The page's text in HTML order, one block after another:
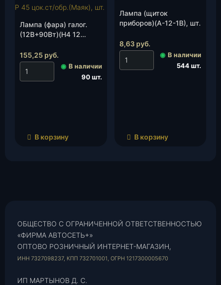
Лампа (фара) галог.
(12В+90Вт)(Н4 12
обр.(Маяк), шт.
155,25 руб.
◉ В наличии
90 шт.
В корзину
Лампа (щиток
приборов)(А-12-1В), шт.
8,63 руб.
◉ В наличии
544 шт.
В корзину
ОБЩЕСТВО С ОГРАНИЧЕННОЙ ОТВЕТСТВЕННОСТЬЮ
«ФИРМА АВТОСЕТЬ+»
ОПТОВО РОЗНИЧНЫЙ ИНТЕРНЕТ-МАГАЗИН,
ИНН 7327098237, КПП 732701001, ОГРН 1217300005670
ИП МАРТЫНОВ Д. С.